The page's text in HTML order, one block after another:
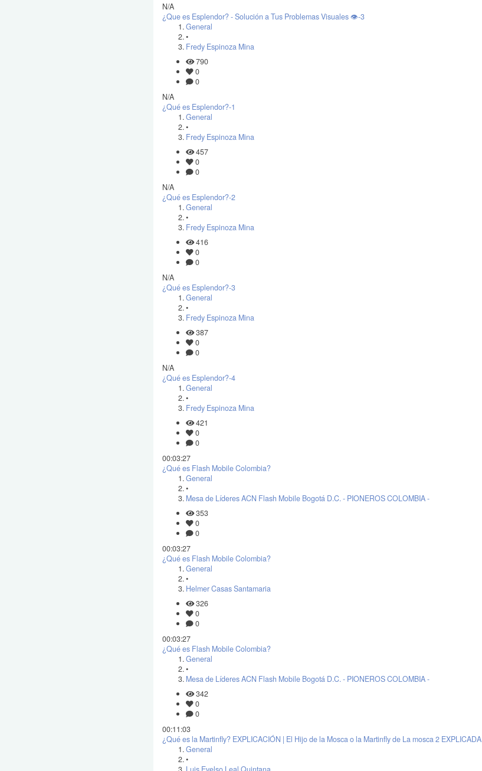
N/A
¿Que es Esplendor? - Solución a Tus Problemas Visuales 👁️-3
General
•
Fredy Espinoza Mina
790
0
0
N/A
¿Qué es Esplendor?-1
General
•
Fredy Espinoza Mina
457
0
0
N/A
¿Qué es Esplendor?-2
General
•
Fredy Espinoza Mina
416
0
0
N/A
¿Qué es Esplendor?-3
General
•
Fredy Espinoza Mina
387
0
0
N/A
¿Qué es Esplendor?-4
General
•
Fredy Espinoza Mina
421
0
0
00:03:27
¿Qué es Flash Mobile Colombia?
General
•
Mesa de Líderes ACN Flash Mobile Bogotá D.C. - PIONEROS COLOMBIA -
353
0
0
00:03:27
¿Qué es Flash Mobile Colombia?
General
•
Helmer Casas Santamaria
326
0
0
00:03:27
¿Qué es Flash Mobile Colombia?
General
•
Mesa de Líderes ACN Flash Mobile Bogotá D.C. - PIONEROS COLOMBIA -
342
0
0
00:11:03
¿Qué es la Martinfly? EXPLICACIÓN | El Hijo de la Mosca o la Martinfly de La mosca 2 EXPLICADA
General
•